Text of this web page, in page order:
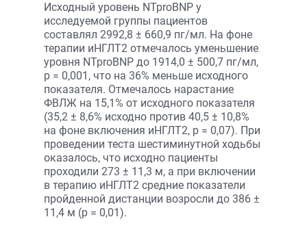
Исходный уровень NTproBNP у
исследуемой группы пациентов
составлял 2992,8 ± 660,9 пг/мл. На фоне
терапии иНГЛТ2 отмечалось уменьшение
уровня NTproBNP до 1914,0 ± 500,7 пг/мл,
р = 0,001, что на 36% меньше исходного
показателя. Отмечалось нарастание
ФВЛЖ на 15,1% от исходного показателя
(35,2 ± 8,6% исходно против 40,5 ± 10,8%
на фоне включения иНГЛТ2, р = 0,07). При
проведении теста шестиминутной ходьбы
оказалось, что исходно пациенты
проходили 273 ± 11,3 м, а при включении
в терапию иНГЛТ2 средние показатели
пройденной дистанции возросли до 386 ±
11,4 м (р = 0,01).